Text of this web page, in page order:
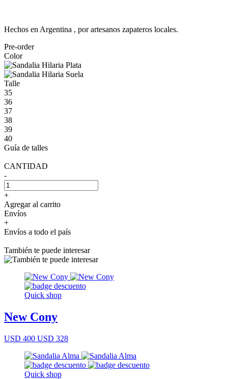
Hechos en Argentina , por artesanos zapateros locales.
Pre-order
Color
Talle
35
36
37
38
39
40
Guía de talles
CANTIDAD
-
+
Agregar al carrito
Envíos
+
Envíos a todo el país
También te puede interesar
Quick shop
New Cony
USD 400 USD 328
Quick shop